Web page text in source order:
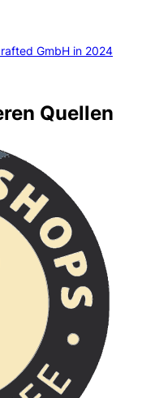
GmbH in 2024
Quellen